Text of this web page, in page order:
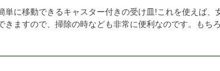
単に移動できるキャスター付きの受け皿!これを使えば、
きますので、掃除の時なども非常に便利なのです。もち